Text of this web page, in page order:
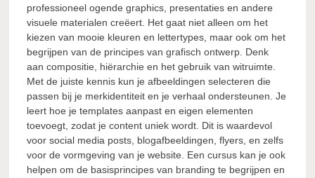
professioneel ogende graphics, presentaties en andere
visuele materialen creëert. Het gaat niet alleen om het
kiezen van mooie kleuren en lettertypes, maar ook om het
begrijpen van de principes van grafisch ontwerp. Denk
aan compositie, hiërarchie en het gebruik van witruimte.
Met de juiste kennis kun je afbeeldingen selecteren die
passen bij je merkidentiteit en je verhaal ondersteunen. Je
leert hoe je templates aanpast en eigen elementen
toevoegt, zodat je content uniek wordt. Dit is waardevol
voor social media posts, blogafbeeldingen, flyers, en zelfs
voor de vormgeving van je website. Een cursus kan je ook
helpen om de basisprincipes van branding te begrijpen en